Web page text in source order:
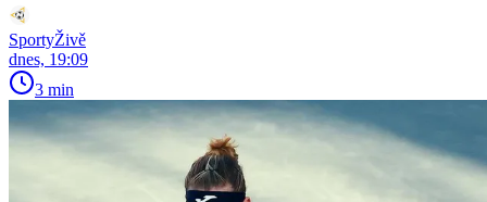
SportyŽivě
dnes, 19:09
3 min